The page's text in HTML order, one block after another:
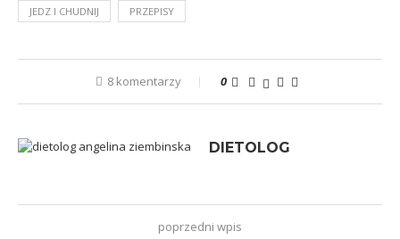
JEDZ I CHUDNIJ PRZEPISY
8 komentarzy 0
DIETOLOG
poprzedni wpis